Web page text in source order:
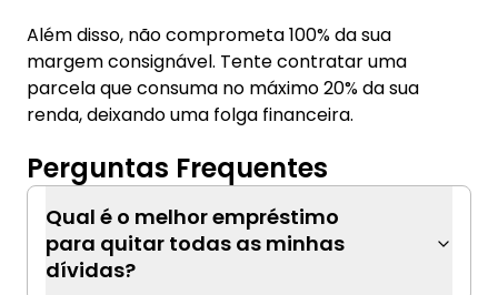
Além disso, não comprometa 100% da sua
margem consignável. Tente contratar uma
parcela que consuma no máximo 20% da sua
renda, deixando uma folga financeira.
Perguntas Frequentes
Qual é o melhor empréstimo
para quitar todas as minhas
dívidas?